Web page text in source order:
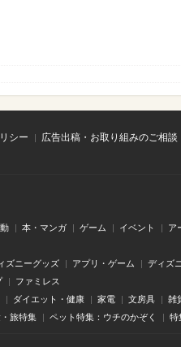
シー
広告出稿・お取り組みのご相
本・マンガ ゲーム イベント ア
ズニーグッズ アプリ・ゲーム ディズ
ファミレス
ダイエット・健康 家電 文房具 雑
旅特集 ペット特集：ウチのかぞく 特